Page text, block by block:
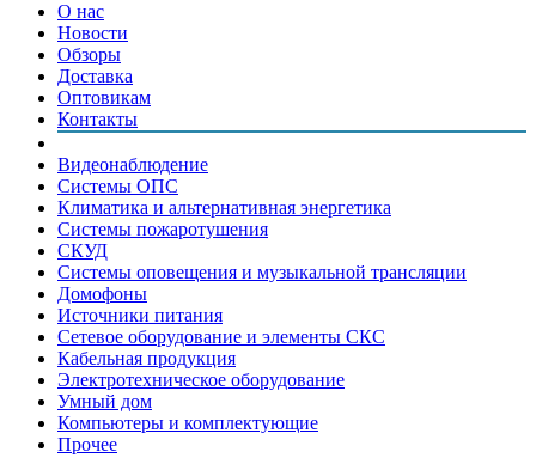
О нас
Новости
Обзоры
Доставка
Оптовикам
Контакты
Видеонаблюдение
Системы ОПС
Климатика и альтернативная энергетика
Системы пожаротушения
СКУД
Системы оповещения и музыкальной трансляции
Домофоны
Источники питания
Сетевое оборудование и элементы СКС
Кабельная продукция
Электротехническое оборудование
Умный дом
Компьютеры и комплектующие
Прочее